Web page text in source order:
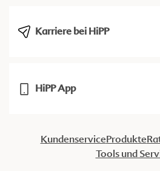
Karriere bei HiPP
HiPP App
KundenserviceProdukte
Tools und